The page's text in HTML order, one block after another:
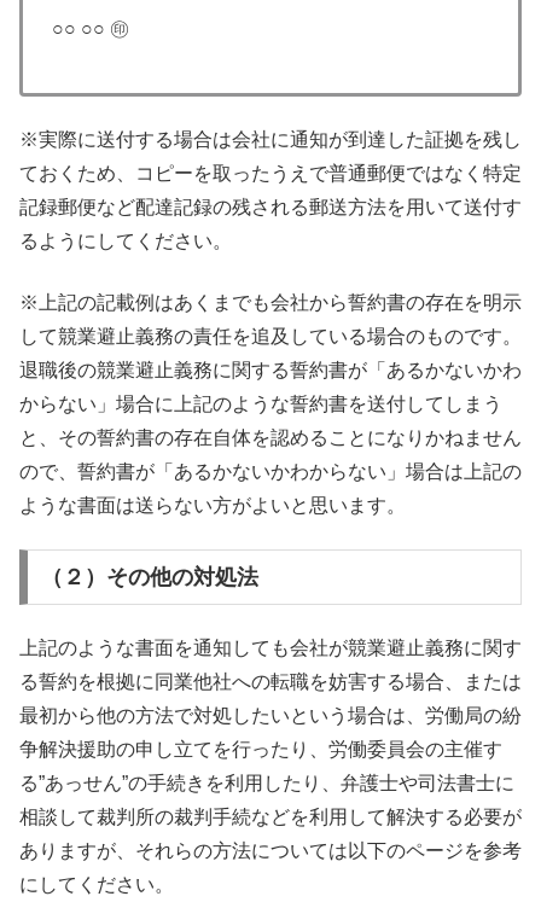
○○ ○○ ㊞
※実際に送付する場合は会社に通知が到達した証拠を残し
ておくため、コピーを取ったうえで普通郵便ではなく特定
記録郵便など配達記録の残される郵送方法を用いて送付す
るようにしてください。
※上記の記載例はあくまでも会社から誓約書の存在を明示
して競業避止義務の責任を追及している場合のものです。
退職後の競業避止義務に関する誓約書が「あるかないかわ
からない」場合に上記のような誓約書を送付してしまう
と、その誓約書の存在自体を認めることになりかねません
ので、誓約書が「あるかないかわからない」場合は上記の
ような書面は送らない方がよいと思います。
（２）その他の対処法
上記のような書面を通知しても会社が競業避止義務に関す
る誓約を根拠に同業他社への転職を妨害する場合、または
最初から他の方法で対処したいという場合は、労働局の紛
争解決援助の申し立てを行ったり、労働委員会の主催す
る”あっせん”の手続きを利用したり、弁護士や司法書士に
相談して裁判所の裁判手続などを利用して解決する必要が
ありますが、それらの方法については以下のページを参考
にしてください。